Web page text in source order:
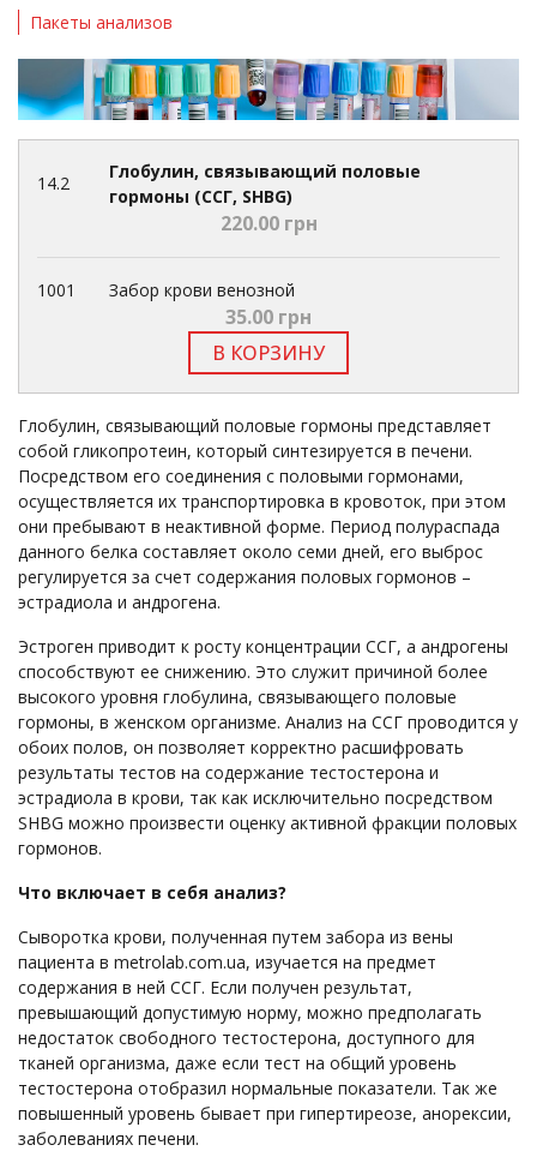
Пакеты анализов
14.2
Глобулин, связывающий половые
гормоны (ССГ, SHBG)
220.00 грн
1001 Забор крови венозной
35.00 грн
В КОРЗИНУ
Глобулин, связывающий половые гормоны представляет
собой гликопротеин, который синтезируется в печени.
Посредством его соединения с половыми гормонами,
осуществляется их транспортировка в кровоток, при этом
они пребывают в неактивной форме. Период полураспада
данного белка составляет около семи дней, его выброс
регулируется за счет содержания половых гормонов –
эстрадиола и андрогена.
Эстроген приводит к росту концентрации ССГ, а андрогены
способствуют ее снижению. Это служит причиной более
высокого уровня глобулина, связывающего половые
гормоны, в женском организме. Анализ на ССГ проводится у
обоих полов, он позволяет корректно расшифровать
результаты тестов на содержание тестостерона и
эстрадиола в крови, так как исключительно посредством
SHBG можно произвести оценку активной фракции половых
гормонов.
Что включает в себя анализ?
Сыворотка крови, полученная путем забора из вены
пациента в metrolab.com.ua, изучается на предмет
содержания в ней ССГ. Если получен результат,
превышающий допустимую норму, можно предполагать
недостаток свободного тестостерона, доступного для
тканей организма, даже если тест на общий уровень
тестостерона отобразил нормальные показатели. Так же
повышенный уровень бывает при гипертиреозе, анорексии,
заболеваниях печени.